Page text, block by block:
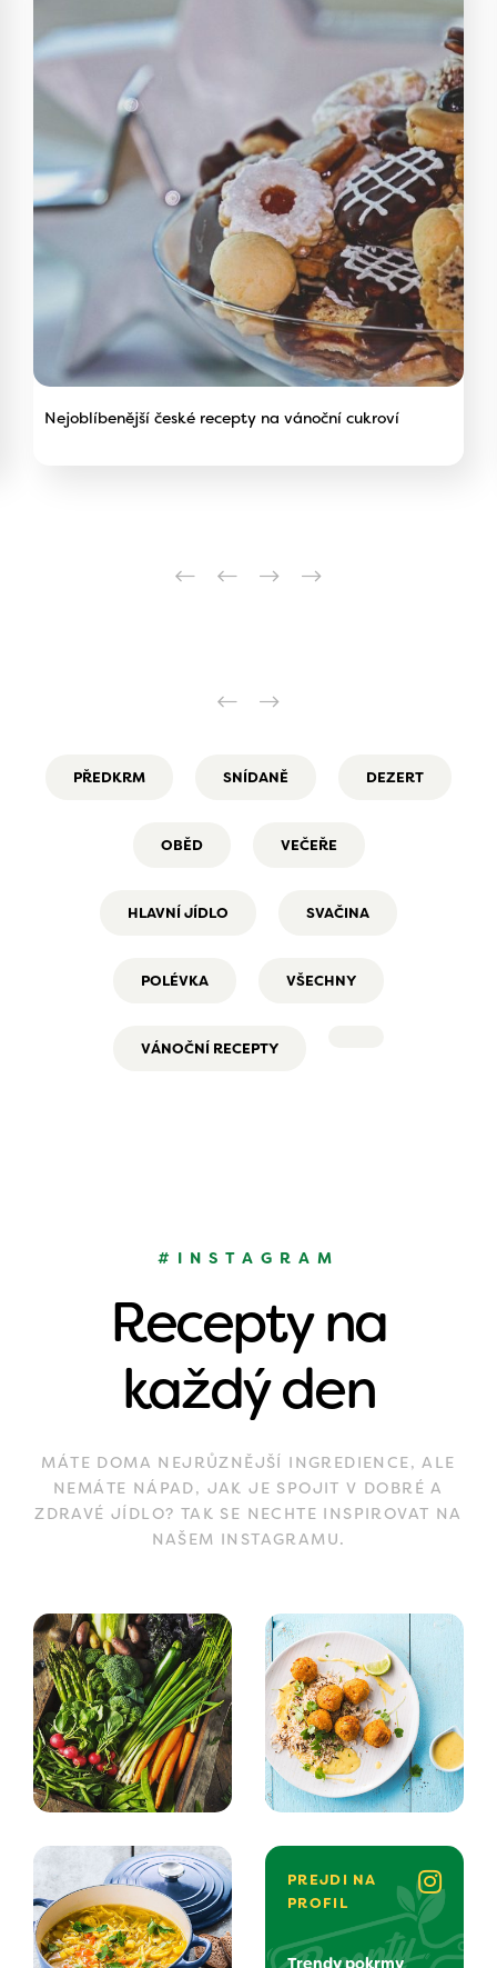
Nejoblíbenější české recepty na vánoční cukroví
PŘEDKRM SNÍDANĚ DEZERT
OBĚD VEČEŘE
HLAVNÍ JÍDLO SVAČINA
POLÉVKA VŠECHNY
VÁNOČNÍ RECEPTY
#INSTAGRAM
Recepty na
každý den
MÁTE DOMA NEJRŮZNĚJŠÍ INGREDIENCE, ALE
NEMÁTE NÁPAD, JAK JE SPOJIT V DOBRÉ A
ZDRAVÉ JÍDLO? TAK SE NECHTE INSPIROVAT NA
NAŠEM INSTAGRAMU.
PREJDI NA
PROFIL
Trendy pokrmy